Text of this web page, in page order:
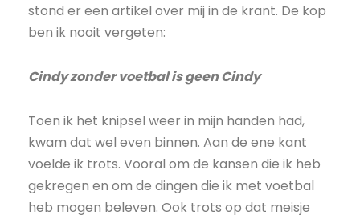
stond er een artikel over mij in de krant. De kop
ben ik nooit vergeten:
Cindy zonder voetbal is geen Cindy
Toen ik het knipsel weer in mijn handen had,
kwam dat wel even binnen. Aan de ene kant
voelde ik trots. Vooral om de kansen die ik heb
gekregen en om de dingen die ik met voetbal
heb mogen beleven. Ook trots op dat meisje